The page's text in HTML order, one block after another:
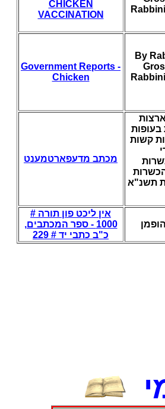
CHICKEN
VACCINATION
Government Reports -
Chicken
By
מכתב מדעפארטמענט
בעופות
קשות
תשנ"א
אין ליכט פון תורה #
1000 - ספר המכתבים,
כ"ב כתבי יד # 229